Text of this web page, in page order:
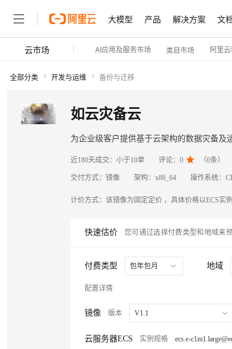
大模型 产品 解决方案 文
云市场 AI应用及服务市场 类目市场 阿里
全部分类 开发与运维 备份与迁移
如云灾备云
为企业级客户提供基于云架构的数据灾备及
近180天成交： 小于10单 评论： 0  （0条）
交付方式： 镜像 架构： x86_64 操作系统：
计价方式： 该镜像为固定定价 ，具体价格以ECS实
快速估价 您可通过选择付费类型和地域来
付费类型 包年包月 地域
配置详情
镜像 版本 V1.1
云服务器ECS 实例规格